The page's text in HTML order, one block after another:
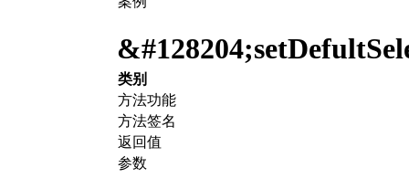
&#128204;
类别
方法功能
方法签名
返回值
参数